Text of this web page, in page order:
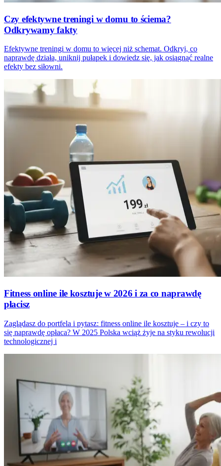
Czy efektywne treningi w domu to ściema?
Odkrywamy fakty
Efektywne treningi w domu to więcej niż schemat. Odkryj, co
naprawdę działa, uniknij pułapek i dowiedz się, jak osiągnąć realne
efekty bez siłowni.
Fitness online ile kosztuje w 2026 i za co naprawdę
płacisz
Zaglądasz do portfela i pytasz: fitness online ile kosztuje – i czy to
się naprawdę opłaca? W 2025 Polska wciąż żyje na styku rewolucji
technologicznej i